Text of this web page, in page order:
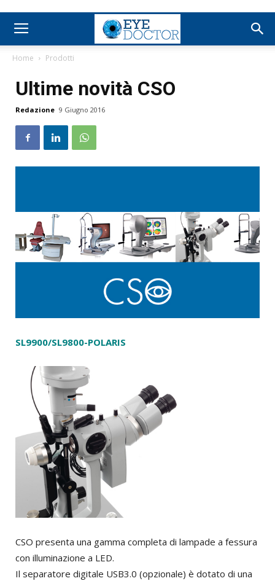
Home Prodotti
Ultime novità CSO
Redazione 9 Giugno 2016
SL9900/SL9800-POLARIS
CSO presenta una gamma completa di lampade a fessura
con illuminazione a LED.
Il separatore digitale USB3.0 (opzionale) è dotato di una